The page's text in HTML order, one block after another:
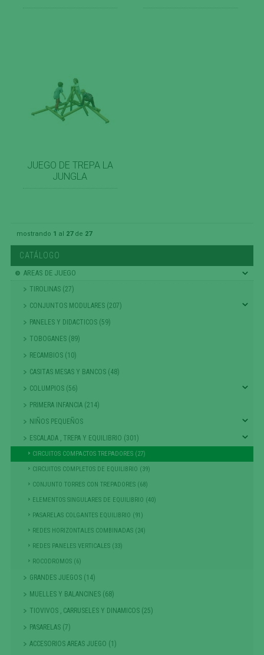
JUEGO DE TREPA LA
JUNGLA
mostrando 1 al 27de 27
CATÁLOGO
AREAS DE JUEGO
TIROLINAS (27)
CONJUNTOS MODULARES (207)
PANELES Y DIDACTICOS (59)
TOBOGANES (89)
RECAMBIOS (10)
CASITAS MESAS Y BANCOS (48)
COLUMPIOS (56)
PRIMERA INFANCIA (214)
NIÑOS PEQUEÑOS
ESCALADA , TREPA Y EQUILIBRIO (301)
CIRCUITOS COMPACTOS TREPADORES (27)
CIRCUITOS COMPLETOS DE EQUILIBRIO (39)
CONJUNTO TORRES CON TREPADORES (68)
ELEMENTOS SINGULARES DE EQUILIBRIO (40)
PASARELAS COLGANTES EQUILIBRIO (91)
REDES HORIZONTALES COMBINADAS (24)
REDES PANELES VERTICALES (33)
ROCODROMOS (6)
GRANDES JUEGOS (14)
MUELLES Y BALANCINES (68)
TIOVIVOS , CARRUSELES Y DINAMICOS (25)
PASARELAS (7)
ACCESORIOS AREAS JUEGO (1)